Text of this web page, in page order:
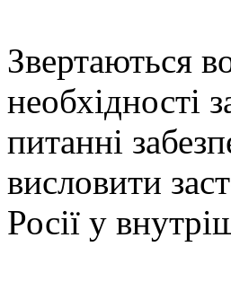
Звертаються
необхідності
питанні
висловити
Росії у